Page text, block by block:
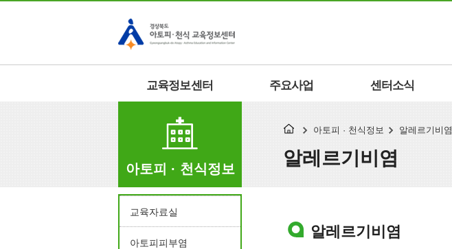
교육정보센터 주요사업 센터소식
아토피 · 천식정보
아토피 · 천식정보 알레르기비염
알레르기비염
교육자료실
아토피피부염
알레르기비염